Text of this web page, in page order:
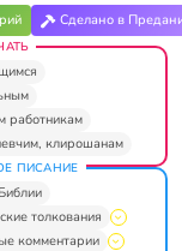
Сделано в
работникам
клирошанам
ПИСАНИЕ
толкования
комментарии